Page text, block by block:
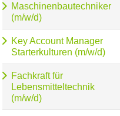
Maschinenbautechniker
(m/w/d)
Key Account Manager
Starterkulturen (m/w/d)
Fachkraft für
Lebensmitteltechnik
(m/w/d)